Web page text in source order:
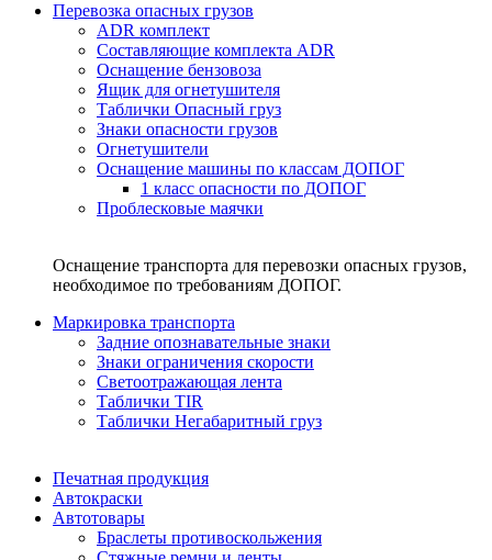
Перевозка опасных грузов
ADR комплект
Составляющие комплекта ADR
Оснащение бензовоза
Ящик для огнетушителя
Таблички Опасный груз
Знаки опасности грузов
Огнетушители
Оснащение машины по классам ДОПОГ
1 класс опасности по ДОПОГ
Проблесковые маячки
Оснащение транспорта для перевозки опасных грузов,
необходимое по требованиям ДОПОГ.
Маркировка транспорта
Задние опознавательные знаки
Знаки ограничения скорости
Светоотражающая лента
Таблички TIR
Таблички Негабаритный груз
Печатная продукция
Автокраски
Автотовары
Браслеты противоскольжения